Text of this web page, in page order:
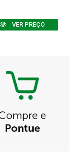
VER PREÇO